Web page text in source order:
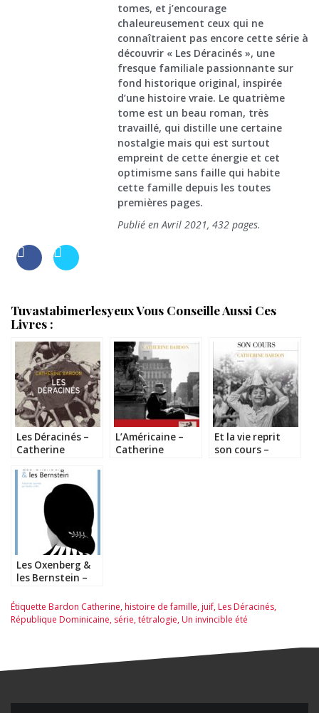
tomes, et j’encourage
chaleureusement ceux qui ne
connaîtraient pas encore cette série à
découvrir « Les Déracinés », une
fresque familiale passionnante sur
fond historique original, inspirée
d’une histoire vraie. Le quatrième
tome est un beau roman, très
travaillé, qui distille une certaine
nostalgie mais qui est surtout
empreint de cette énergie et cet
optimisme sans faille qui habite
cette famille depuis les toutes
premières pages.
Publié en Avril 2021, 432 pages.
Tuvastabimerlesyeux Vous Conseille Aussi Ces
Livres :
Les Déracinés –
Catherine
L’Américaine –
Catherine
Et la vie reprit
son cours –
Les Oxenberg &
les Bernstein –
Étiquette Bardon Catherine,histoire de famille,juif,Les Déracinés,
République Dominicaine, série,tétralogie,Un invincible été